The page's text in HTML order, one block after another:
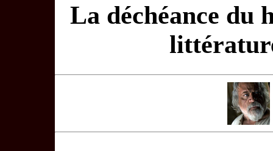
La déchéance du